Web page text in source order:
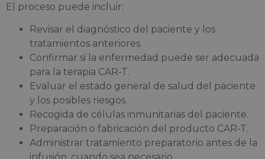
El proceso puede incluir:
Revisar el diagnóstico del paciente y los
tratamientos anteriores.
Confirmar si la enfermedad puede ser adecuada
para la terapia CAR-T.
Evaluar el estado general de salud del paciente
y los posibles riesgos.
Recogida de células inmunitarias del paciente.
Preparación o fabricación del producto CAR-T.
Administrar tratamiento preparatorio antes de la